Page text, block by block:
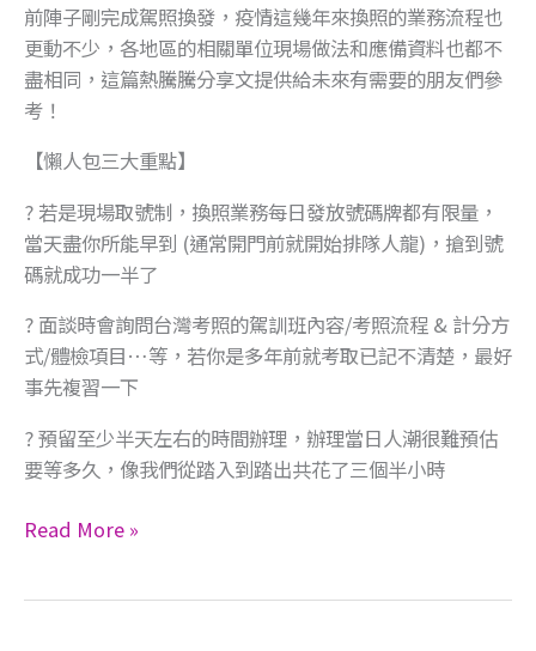
前陣子剛完成駕照換發，疫情這幾年來換照的業務流程也
更動不少，各地區的相關單位現場做法和應備資料也都不
盡相同，這篇熱騰騰分享文提供給未來有需要的朋友們參
考！
【懶人包三大重點】
? 若是現場取號制，換照業務每日發放號碼牌都有限量，
當天盡你所能早到 (通常開門前就開始排隊人龍)，​搶到號
碼就成功一半了
? 面談時會詢問台灣考照的駕訓班內容/考照流程 & 計分方
式/體檢項目…等，若你是多年前就考取已記不清楚，最好
事先複習一下
? 預留至少半天左右的時間辦理，辦理當日人潮很難預估
要等多久，像我們從踏入到踏出共花了三個半小時
心
得
分
享 –
茨
城
県
水
戶
転
免
許
セ
ー
ン
Read More »